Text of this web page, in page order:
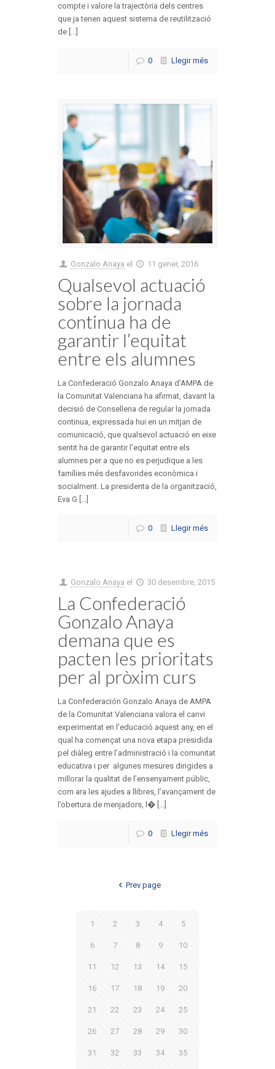
compte i valore la trajectòria dels centres
que ja tenen aquest sistema de reutilització
de [...]
0 Llegir més
Gonzalo Anaya el 11 gener, 2016
Qualsevol actuació
sobre la jornada
continua ha de
garantir l’equitat
entre els alumnes
La Confederació Gonzalo Anaya d’AMPA de
la Comunitat Valenciana ha afirmat, davant la
decisió de Conselleria de regular la jornada
continua, expressada hui en un mitjan de
comunicació, que qualsevol actuació en eixe
sentit ha de garantir l’equitat entre els
alumnes per a que no es perjudique a les
famílies més desfavorides econòmica i
socialment. La presidenta de la organització,
Eva G [...]
0 Llegir més
Gonzalo Anaya el 30 desembre, 2015
La Confederació
Gonzalo Anaya
demana que es
pacten les prioritats
per al pròxim curs
La Confederación Gonzalo Anaya de AMPA
de la Comunitat Valenciana valora el canvi
experimentat en l’educació aquest any, en el
qual ha començat una nova etapa presidida
pel diàleg entre l’administració i la comunitat
educativa i per algunes mesures dirigides a
millorar la qualitat de l’ensenyament públic,
com ara les ajudes a llibres, l’avançament de
l’obertura de menjadors, l� [...]
0 Llegir més
Prev page
1 2 3 4 5
6 7 8 9 10
11 12 13 14 15
16 17 18 19 20
21 22 23 24 25
26 27 28 29 30
31 32 33 34 35